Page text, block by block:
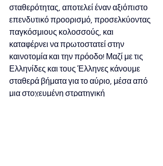
σταθερότητας, αποτελεί έναν αξιόπιστο
επενδυτικό προορισμό, προσελκύοντας
παγκόσμιους κολοσσούς, και
καταφέρνει να πρωτοστατεί στην
καινοτομία και την πρόοδο! Μαζί με τις
Ελληνίδες και τους Έλληνες κάνουμε
σταθερά βήματα για το αύριο, μέσα από
μια στοχευμένη στρατηγική